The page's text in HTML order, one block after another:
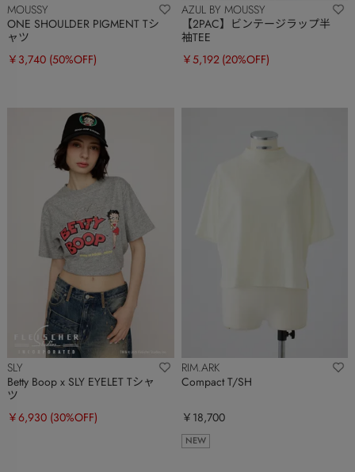
MOUSSY
ONE SHOULDER PIGMENT Tシ
ャツ
￥3,740 (50%OFF)
AZUL BY MOUSSY
【2PAC】ビンテージラップ半
袖TEE
￥5,192 (20%OFF)
SLY
Betty Boop x SLY EYELET Tシャ
ツ
￥6,930 (30%OFF)
RIM.ARK
Compact T/SH
￥18,700
NEW